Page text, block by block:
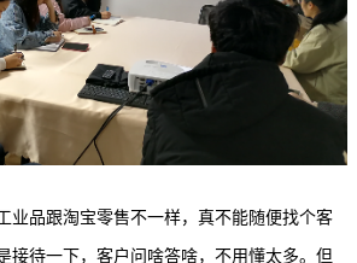
业品跟淘宝零售不一样，真不能随便找个客
接待一下，客户问啥答啥，不用懂太多。但